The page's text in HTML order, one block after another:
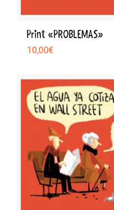
Print «PROBLEMAS»
10,00€